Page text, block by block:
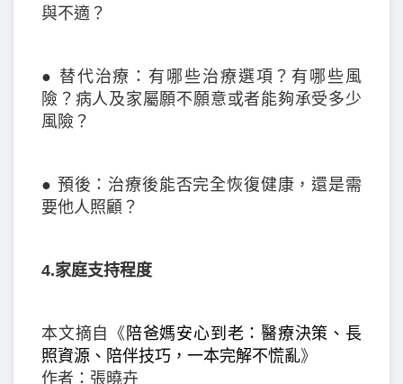
與不適？
● 替代治療：有哪些治療選項？有哪些風
險？病人及家屬願不願意或者能夠承受多少
風險？
● 預後：治療後能否完全恢復健康，還是需
要他人照顧？
4.家庭支持程度
本文摘自《 陪爸媽安心到老：醫療決策、長
照資源、陪伴技巧，一本完解不慌亂》
作者：張曉卉